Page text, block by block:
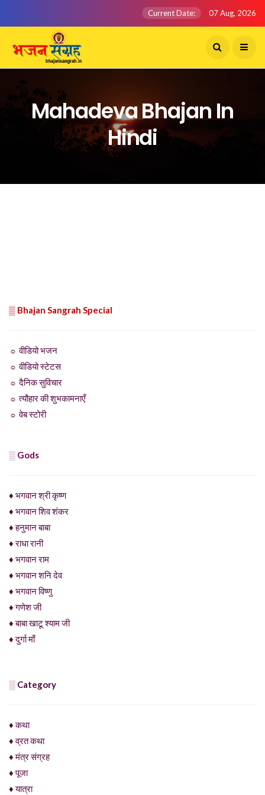
Current Date: 07 Aug, 2026
Mahadeva Bhajan In
Hindi
▒ Bhajan Sangrah Special
☼ वीडियो भजन
☼ वीडियो स्टेटस
☼ दैनिक सुविचार
☼ त्यौहार की शुभकामनाएँ
☼ वेब स्टोरी
░ Gods
♦ भगवान श्री कृष्ण
♦ भगवान शिव शंकर
♦ हनुमान बाबा
♦ राधा रानी
♦ भगवान राम
♦ भगवान शनि देव
♦ भगवान विष्णु
♦ गणेश जी
♦ बाबा खाटू श्याम जी
♦ दुर्गा माँ
░ Category
♦ कथा
♦ व्रत कथा
♦ मंत्र संग्रह
♦ पूजा
♦ यात्रा